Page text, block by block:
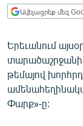
ՂԱՐԱԲԱՂ
ՊԱՏԵՐԱԶՄԻ 6
ՏԱՐԱԾԱՇՐՋԱՆ
Ավելացրեք մեզ
Երեւանում
տարածաշրջանի
թեմայով
Փարք»-ը: